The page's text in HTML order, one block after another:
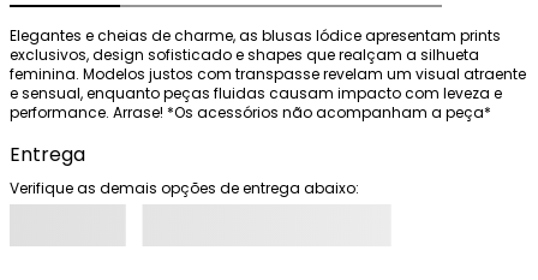
Elegantes e cheias de charme, as blusas Iódice apresentam prints
exclusivos, design sofisticado e shapes que realçam a silhueta
feminina. Modelos justos com transpasse revelam um visual atraente
e sensual, enquanto peças fluidas causam impacto com leveza e
performance. Arrase! *Os acessórios não acompanham a peça*
Entrega
Verifique as demais opções de entrega abaixo: